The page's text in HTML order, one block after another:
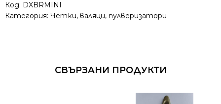
Код: DXBRMINI
Категория: Четки, валяци, пулверизатори
СВЪРЗАНИ ПРОДУКТИ